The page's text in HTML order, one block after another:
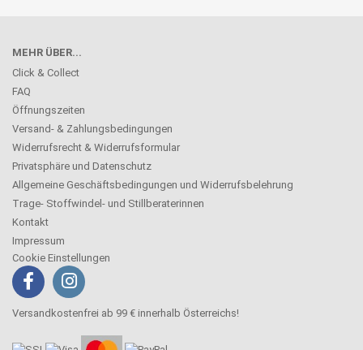
MEHR ÜBER...
Click & Collect
FAQ
Öffnungszeiten
Versand- & Zahlungsbedingungen
Widerrufsrecht & Widerrufsformular
Privatsphäre und Datenschutz
Allgemeine Geschäftsbedingungen und Widerrufsbelehrung
Trage- Stoffwindel- und Stillberaterinnen
Kontakt
Impressum
Cookie Einstellungen
Versandkostenfrei ab 99 € innerhalb Österreichs!